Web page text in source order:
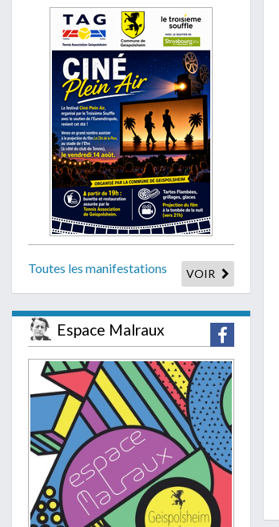
Toutes les manifestations VOIR
Espace Malraux